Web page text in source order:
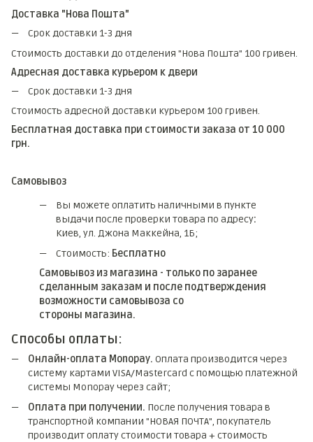
Доставка "Нова Пошта"
Срок доставки 1-3 дня
Стоимость доставки до отделения "Нова Пошта" 100 гривен.
Адресная доставка курьером к двери
Срок доставки 1-3 дня
Стоимость адресной доставки курьером 100 гривен.
Бесплатная доставка при стоимости заказа от 10 000
грн.
Самовывоз
Вы можете оплатить наличными в пункте
выдачи после проверки товара по адресу:
Киев, ул. Джона Маккейна, 1Б;
Стоимость: Бесплатно
Самовывоз из магазина - только по заранее
сделанным заказам и после подтверждения
возможности самовывоза со
стороны магазина.
Способы оплаты:
Онлайн-оплата Monopay. Оплата производится через
систему картами VISA/Mastercard с помощью платежной
системы Monopay через сайт;
Оплата при получении. После получения товара в
транспортной компании "НОВАЯ ПОЧТА", покупатель
производит оплату стоимости товара + стоимость